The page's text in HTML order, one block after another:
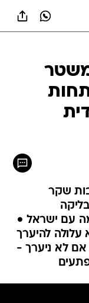
שקר
עם ישראל •
להיערך
אם לא ניערך -